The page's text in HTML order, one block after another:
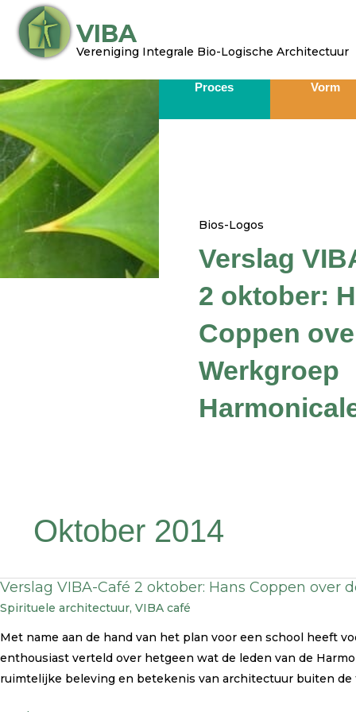
naar
VIBA
Vereniging Integrale Bio-Logische Architectuur​
Proces Vorm
Bios-Logos
Verslag
2 oktober:
Coppen
Werkgroep
Oktober 2014
Verslag VIBA-Café 2 oktober: Hans Coppen over
Spirituele architectuur, VIBA café
Met name aan de hand van het plan voor een school heeft
enthousiast verteld over hetgeen wat de leden van de
ruimtelijke beleving en betekenis van architectuur buiten
Verslag
VIBA-
oktober: